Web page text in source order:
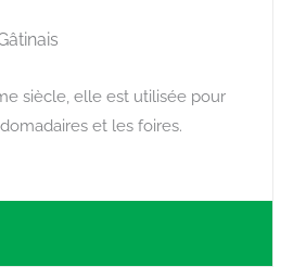
siècle, elle est utilisée pour
et les foires.